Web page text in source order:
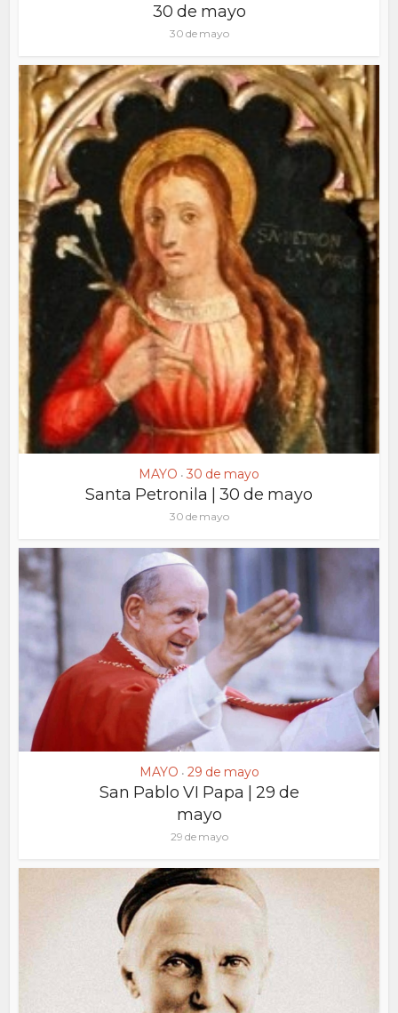
30 de mayo
30 de mayo
MAYO • 30 de mayo
Santa Petronila | 30 de mayo
30 de mayo
MAYO • 29 de mayo
San Pablo VI Papa | 29 de
mayo
29 de mayo